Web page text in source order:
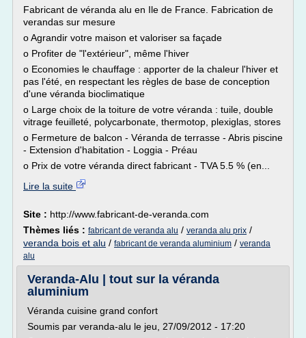
Fabricant de véranda alu en Ile de France. Fabrication de
verandas sur mesure
o Agrandir votre maison et valoriser sa façade
o Profiter de "l'extérieur", même l'hiver
o Economies le chauffage : apporter de la chaleur l'hiver et
pas l'été, en respectant les règles de base de conception
d'une véranda bioclimatique
o Large choix de la toiture de votre véranda : tuile, double
vitrage feuilleté, polycarbonate, thermotop, plexiglas, stores
o Fermeture de balcon - Véranda de terrasse - Abris piscine
- Extension d'habitation - Loggia - Préau
o Prix de votre véranda direct fabricant - TVA 5.5 % (en...
Lire la suite
Site : http://www.fabricant-de-veranda.com
Thèmes liés : fabricant de veranda alu / veranda alu prix /
veranda bois et alu / fabricant de veranda aluminium / veranda
alu
Veranda-Alu | tout sur la véranda
aluminium
Véranda cuisine grand confort
Soumis par veranda-alu le jeu, 27/09/2012 - 17:20